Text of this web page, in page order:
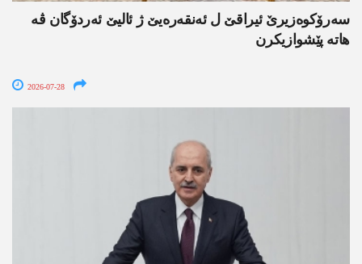
سەرۆکوەزیرێ ئیراقێ ل ئەنقەرەیێ ژ ئالیێ ئەردۆگان ڤە
ھاتە پێشوازیکرن
2026-07-28